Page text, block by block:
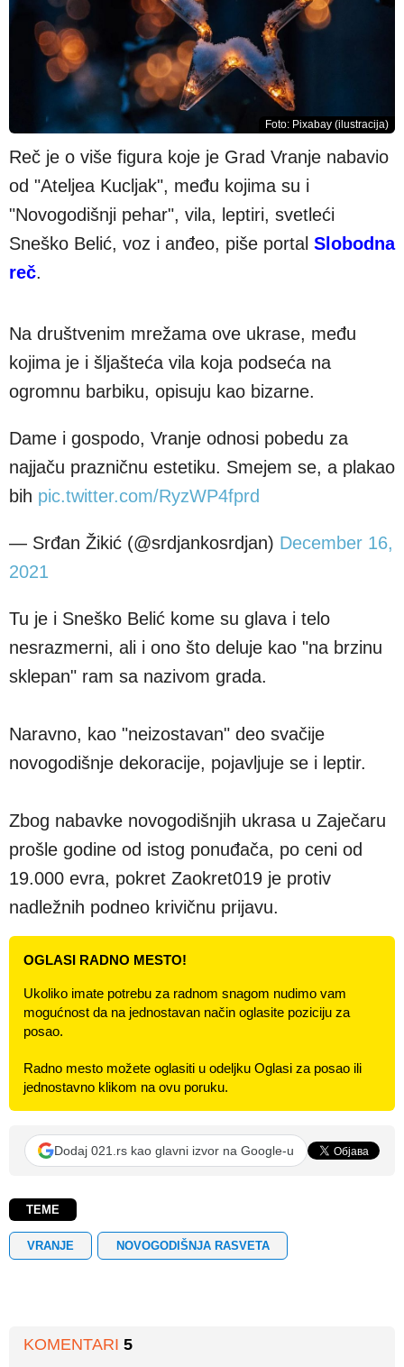
Foto: Pixabay (ilustracija)
Reč je o više figura koje je Grad Vranje nabavio
od "Ateljea Kucljak", među kojima su i
"Novogodišnji pehar", vila, leptiri, svetleći
Sneško Belić, voz i anđeo, piše portal Slobodna
reč.
Na društvenim mrežama ove ukrase, među
kojima je i šljašteća vila koja podseća na
ogromnu barbiku, opisuju kao bizarne.
Dame i gospodo, Vranje odnosi pobedu za
najjaču prazničnu estetiku. Smejem se, a plakao
bih pic.twitter.com/RyzWP4fprd
— Srđan Žikić (@srdjankosrdjan) December 16,
2021
Tu je i Sneško Belić kome su glava i telo
nesrazmerni, ali i ono što deluje kao "na brzinu
sklepan" ram sa nazivom grada.
Naravno, kao "neizostavan" deo svačije
novogodišnje dekoracije, pojavljuje se i leptir.
Zbog nabavke novogodišnjih ukrasa u Zaječaru
prošle godine od istog ponuđača, po ceni od
19.000 evra, pokret Zaokret019 je protiv
nadležnih podneo krivičnu prijavu.
OGLASI RADNO MESTO!
Ukoliko imate potrebu za radnom snagom nudimo vam
mogućnost da na jednostavan način oglasite poziciju za
posao.
Radno mesto možete oglasiti u odeljku Oglasi za posao ili
jednostavno klikom na ovu poruku.
Dodaj 021.rs kao glavni izvor na Google-u
TEME
VRANJE NOVOGODIŠNJA RASVETA
KOMENTARI 5